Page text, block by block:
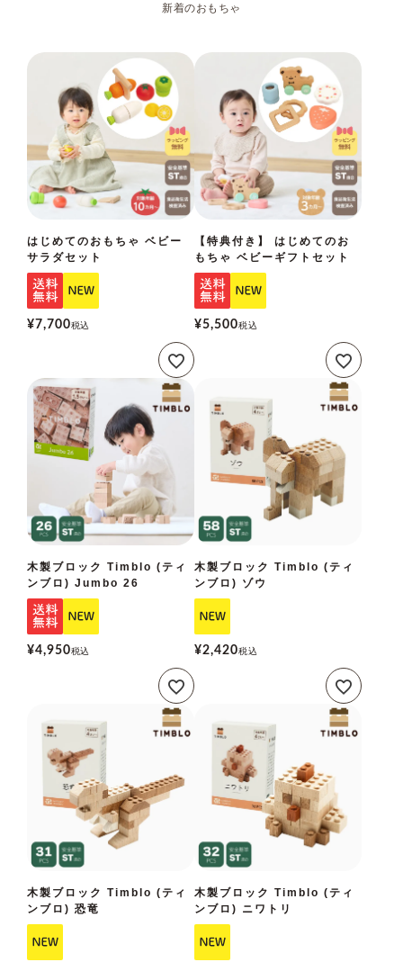
新着のおもちゃ
はじめてのおもちゃ ベビー
サラダセット
¥7,700税込
【特典付き】 はじめてのお
もちゃ ベビーギフトセット
¥5,500税込
木製ブロック Timblo (ティ
ンブロ) Jumbo 26
¥4,950税込
木製ブロック Timblo (ティ
ンブロ) ゾウ
¥2,420税込
木製ブロック Timblo (ティ
ンブロ) 恐竜
木製ブロック Timblo (ティ
ンブロ) ニワトリ